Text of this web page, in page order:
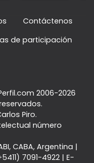
Contáctenos
de participación
2006-2026
Piro.
número
, CABA, Argentina |
7091-4922| E-